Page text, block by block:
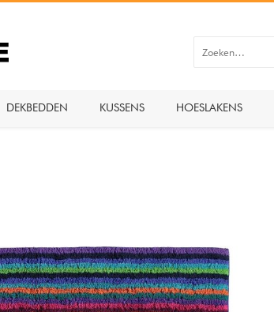
DEKBEDDEN KUSSENS HOESLAKENS